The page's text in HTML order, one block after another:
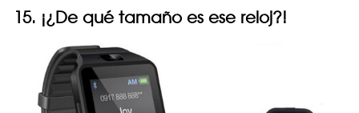
15. ¡¿De qué tamaño es ese reloj?!